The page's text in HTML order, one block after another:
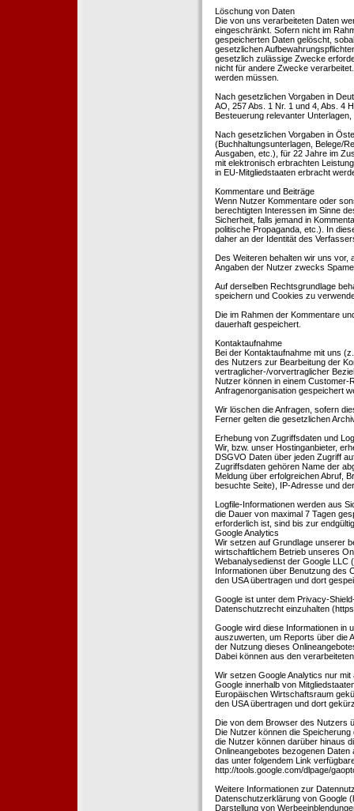
Löschung von Daten
Die von uns verarbeiteten Daten
eingeschränkt. Sofern nicht im
gespeicherten Daten gelöscht,
gesetzlichen
gesetzlich zulässige Zwecke
nicht für andere Zwecke
werden müssen.
Nach gesetzlichen Vorgaben in
AO, 257 Abs. 1 Nr. 1 und 4, Abs. 4
Besteuerung relevanter
Nach gesetzlichen Vorgaben in
(Buchhaltungsunterlagen, Belege/
Ausgaben, etc.), für 22 Jahre im
mit elektronisch erbrachten
in EU-Mitgliedstaaten erbracht
Kommentare und Beiträge
Wenn Nutzer Kommentare oder
berechtigten Interessen im Sinne
Sicherheit, falls jemand in
politische Propaganda, etc.). In
daher an der Identität des
Des Weiteren behalten wir uns vor,
Angaben der Nutzer zwecks
Auf derselben Rechtsgrundlage
speichern und Cookies zu
Die im Rahmen der Kommentare
dauerhaft gespeichert.
Kontaktaufnahme
Bei der Kontaktaufnahme mit uns
des Nutzers zur Bearbeitung der
vertraglicher-/vorvertraglicher
Nutzer können in einem Customer-
Anfragenorganisation gespeichert
Wir löschen die Anfragen, sofern
Ferner gelten die gesetzlichen
Erhebung von Zugriffsdaten und
Wir, bzw. unser Hostinganbieter,
DSGVO Daten über jeden Zugriff
Zugriffsdaten gehören Name der
Meldung über erfolgreichen Abruf,
besuchte Seite), IP-Adresse und
Logfile-Informationen werden aus
die Dauer von maximal 7 Tagen
erforderlich ist, sind bis zur
Google Analytics
Wir setzen auf Grundlage unserer
wirtschaftlichem Betrieb unseres
Webanalysedienst der Google LLC
Informationen über Benutzung des
den USA übertragen und dort
Google ist unter dem Privacy-
Datenschutzrecht einzuhalten
Google wird diese Informationen in
auszuwerten, um Reports über die
der Nutzung dieses
Dabei können aus den
Wir setzen Google Analytics nur
Google innerhalb von
Europäischen Wirtschaftsraum
den USA übertragen und dort
Die von dem Browser des Nutzers
Die Nutzer können die
die Nutzer können darüber hinaus
Onlineangebotes bezogenen
das unter folgendem Link
http://tools.google.com/dlpage/
Weitere Informationen zur
Datenschutzerklärung von Google
Darstellung von